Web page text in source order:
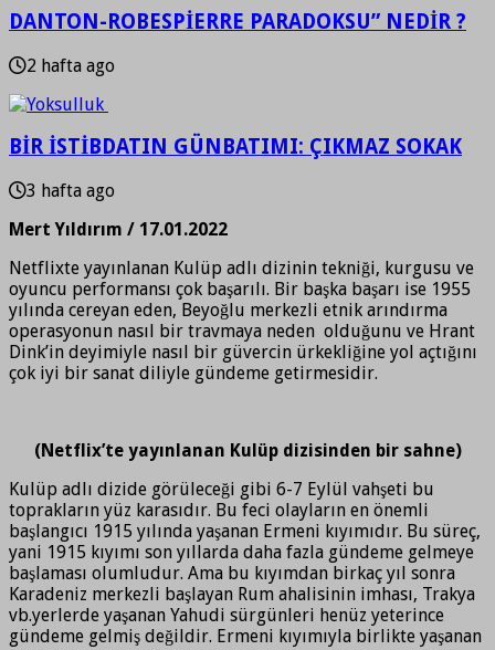
DANTON-ROBESPİERRE PARADOKSU” NEDİR ?
2 hafta ago
BİR İSTİBDATIN GÜNBATIMI: ÇIKMAZ SOKAK
3 hafta ago
Mert Yıldırım / 17.01.2022
Netflixte yayınlanan Kulüp adlı dizinin tekniği, kurgusu ve
oyuncu performansı çok başarılı. Bir başka başarı ise 1955
yılında cereyan eden, Beyoğlu merkezli etnik arındırma
operasyonun nasıl bir travmaya neden olduğunu ve Hrant
Dink’in deyimiyle nasıl bir güvercin ürkekliğine yol açtığını
çok iyi bir sanat diliyle gündeme getirmesidir.
(Netflix’te yayınlanan Kulüp dizisinden bir sahne)
Kulüp adlı dizide görüleceği gibi 6-7 Eylül vahşeti bu
toprakların yüz karasıdır. Bu feci olayların en önemli
başlangıcı 1915 yılında yaşanan Ermeni kıyımıdır. Bu süreç,
yani 1915 kıyımı son yıllarda daha fazla gündeme gelmeye
başlaması olumludur. Ama bu kıyımdan birkaç yıl sonra
Karadeniz merkezli başlayan Rum ahalisinin imhası, Trakya
vb.yerlerde yaşanan Yahudi sürgünleri henüz yeterince
gündeme gelmiş değildir. Ermeni kıyımıyla birlikte yaşanan